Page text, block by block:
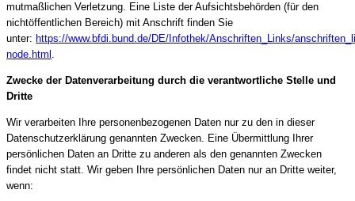
mutmaßlichen Verletzung. Eine Liste der Aufsichtsbehörden (für den
nichtöffentlichen Bereich) mit Anschrift finden Sie
unter: https://www.bfdi.bund.de/DE/Infothek/Anschriften_Links/
node.html .
Zwecke der Datenverarbeitung durch die verantwortliche Stelle und
Dritte
Wir verarbeiten Ihre personenbezogenen Daten nur zu den in dieser
Datenschutzerklärung genannten Zwecken. Eine Übermittlung Ihrer
persönlichen Daten an Dritte zu anderen als den genannten Zwecken
findet nicht statt. Wir geben Ihre persönlichen Daten nur an Dritte weiter,
wenn: